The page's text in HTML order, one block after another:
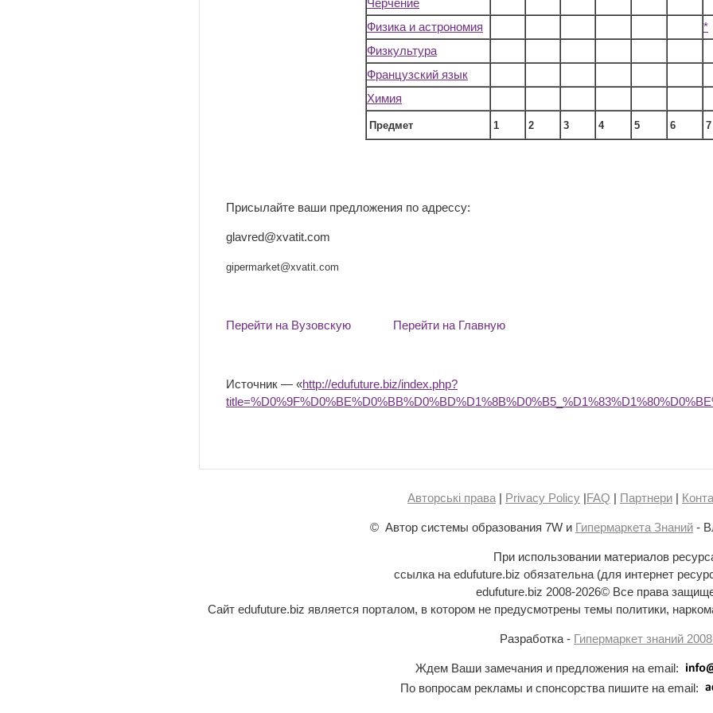
Черчение
Физика и астрономия
*
Физкультура
Французcкий язык
Химия
Предмет 1 2 3 4 5 6 7
Присылайте ваши предложения по адрессу:
glavred@xvatit.com
gipermarket@xvatit.com
Перейти на Вузовскую Перейти на Главную
Источник — «http://edufuture.biz/index.php?
Авторські права | Privacy Policy |FAQ | Партнери |
© Автор системы образования 7W и Гипермаркета Знаний -
При использовании материалов
ссылка на edufuture.biz обязательна (для интернет
edufuture.biz 2008-2026© Все права
Сайт edufuture.biz является порталом, в котором не предусмотрены темы политики,
Разработка - Гипермаркет знаний
Ждем Ваши замечания и предложения на email:
По вопросам рекламы и спонсорства пишите на email: